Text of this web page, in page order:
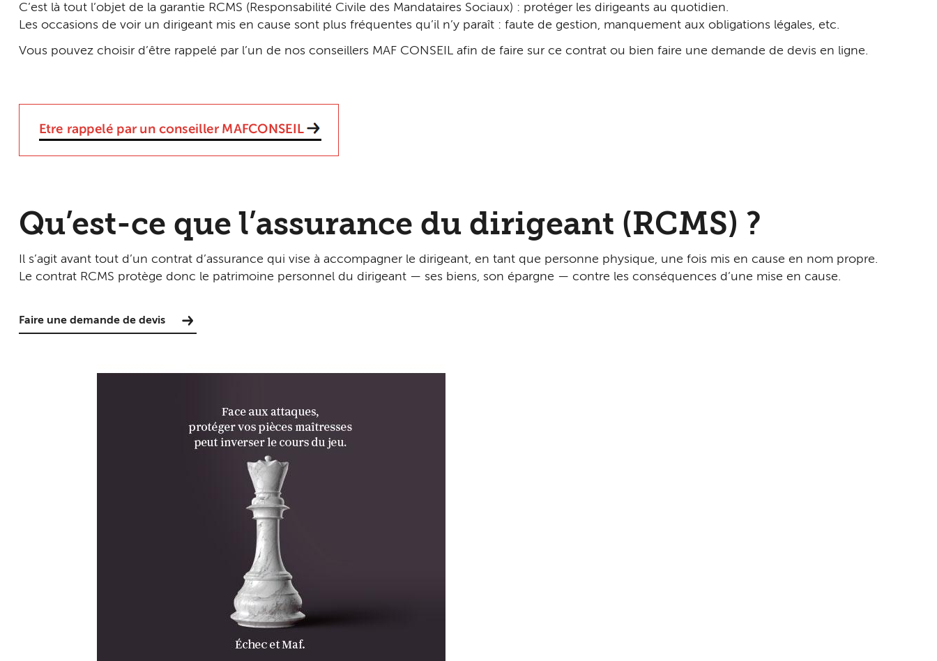
C’est là tout l’objet de la garantie RCMS (Responsabilité Civile des Mandataires Sociaux) : protéger les dirigeants au quotidien.
Les occasions de voir un dirigeant mis en cause sont plus fréquentes qu’il n’y paraît : faute de gestion, manquement aux obligations légales, etc.
Vous pouvez choisir d’être rappelé par l’un de nos conseillers MAF CONSEIL afin de faire sur ce contrat ou bien faire une demande de devis en ligne.
Qu’est-ce que l’assurance du dirigeant (RCMS) ?
Il s’agit avant tout d’un contrat d’assurance qui vise à accompagner le dirigeant, en tant que personne physique, une fois mis en cause en nom propre.
Le contrat RCMS protège donc le patrimoine personnel du dirigeant — ses biens, son épargne — contre les conséquences d’une mise en cause.
Faire une demande de devis